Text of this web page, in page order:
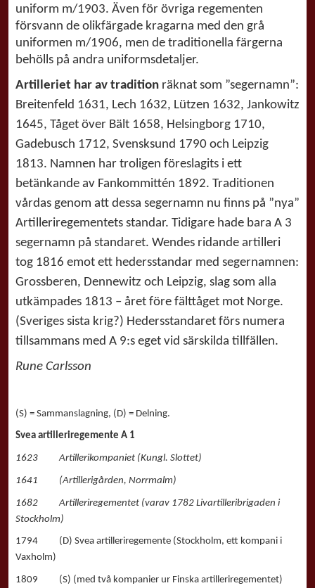
uniform m/1903. Även för övriga regementen
försvann de olikfärgade kragarna med den grå
uniformen m/1906, men de traditionella färgerna
behölls på andra uniformsdetaljer.
Artilleriet har av tradition räknat som ”segernamn”:
Breitenfeld 1631, Lech 1632, Lützen 1632, Jankowitz
1645, Tåget över Bält 1658, Helsingborg 1710,
Gadebusch 1712, Svensksund 1790 och Leipzig
1813. Namnen har troligen föreslagits i ett
betänkande av Fankommittén 1892. Traditionen
vårdas genom att dessa segernamn nu finns på ”nya”
Artilleriregementets standar. Tidigare hade bara A 3
segernamn på standaret. Wendes ridande artilleri
tog 1816 emot ett hedersstandar med segernamnen:
Grossberen, Dennewitz och Leipzig, slag som alla
utkämpades 1813 – året före fälttåget mot Norge.
(Sveriges sista krig?) Hedersstandaret förs numera
tillsammans med A 9:s eget vid särskilda tillfällen.
Rune Carlsson
(S) = Sammanslagning, (D) = Delning.
Svea artilleriregemente A 1
1623 Artillerikompaniet (Kungl. Slottet)
1641 (Artillerigården, Norrmalm)
1682 Artilleriregementet (varav 1782 Livartilleribrigaden i
Stockholm)
1794 (D) Svea artilleriregemente (Stockholm, ett kompani i
Vaxholm)
1809 (S) (med två kompanier ur Finska artilleriregementet)